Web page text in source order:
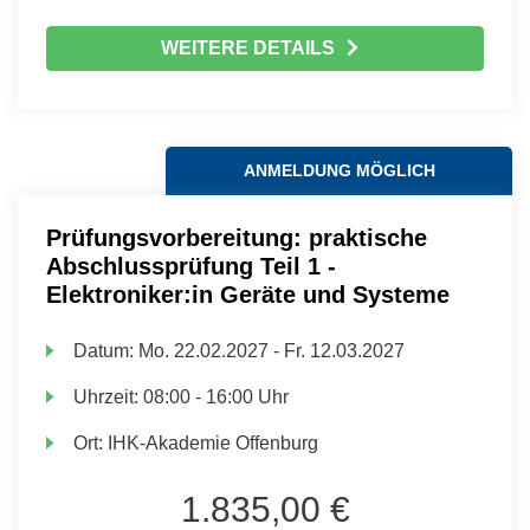
WEITERE DETAILS
ANMELDUNG MÖGLICH
Prüfungsvorbereitung: praktische
Abschlussprüfung Teil 1 -
Elektroniker:in Geräte und Systeme
Datum: Mo. 22.02.2027 - Fr. 12.03.2027
Uhrzeit:08:00 - 16:00 Uhr
Ort: IHK-Akademie Offenburg
1.835,00 €